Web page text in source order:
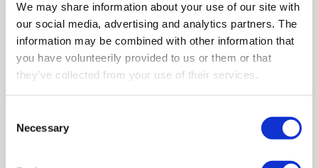
We may share information about your use of our site with
our social media, advertising and analytics partners. The
information may be combined with other information that
you have volunteerily provided to us or them or that
they’ve collected from your use of their services.
Selection
Necessary
Configuraciones Actuadores
Adiciones
Pantallas Colores de la sección superior
Baterías